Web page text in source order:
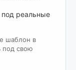
под реальные
шаблон в
под свою